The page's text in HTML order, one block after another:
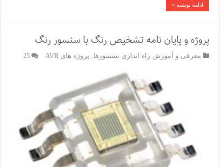
ادامه نوشته »
پروژه و پایان نامه تشخیص رنگ با سنسور رنگ
معرفی و آموزش راه اندازی سنسورها پروژه های AVR 25